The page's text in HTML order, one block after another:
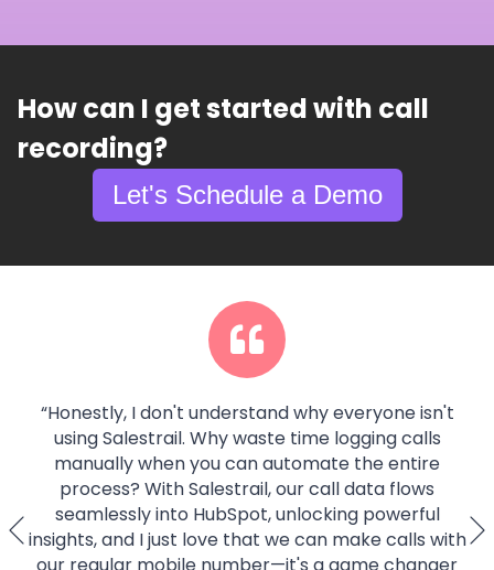
How can I get started with call
recording?
Let's Schedule a Demo
“Honestly, I don't understand why everyone isn't
using Salestrail. Why waste time logging calls
manually when you can automate the entire
process? With Salestrail, our call data flows
seamlessly into HubSpot, unlocking powerful
insights, and I just love that we can make calls with